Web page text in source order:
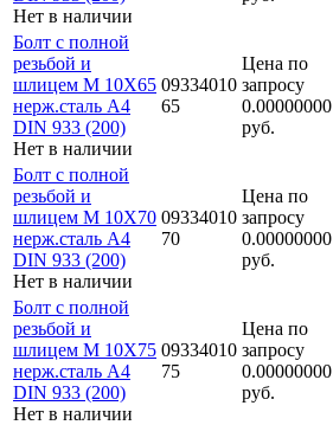
Нет в наличии
Болт с полной
резьбой и
шлицем M 10Х65
нерж.сталь A4
DIN 933 (200)
Нет в наличии
09334010
65
Цена по
запросу
0.00000000
руб.
Болт с полной
резьбой и
шлицем M 10Х70
нерж.сталь A4
DIN 933 (200)
Нет в наличии
09334010
70
Цена по
запросу
0.00000000
руб.
Болт с полной
резьбой и
шлицем M 10Х75
нерж.сталь A4
DIN 933 (200)
Нет в наличии
09334010
75
Цена по
запросу
0.00000000
руб.